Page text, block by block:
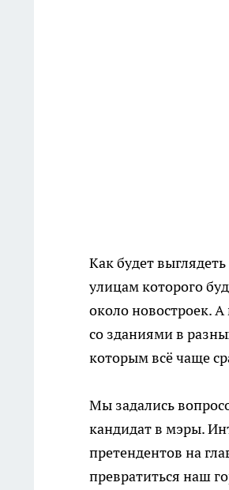
Как будет
улицам которого
около новостроек.
со зданиями в
которым всё чаще
Мы задались
кандидат в мэры.
претендентов на
превратиться наш